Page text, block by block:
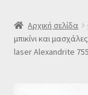
SLIDER
Subscription
Αρχική σελίδα
μπικίνι και
laser Alexandrite